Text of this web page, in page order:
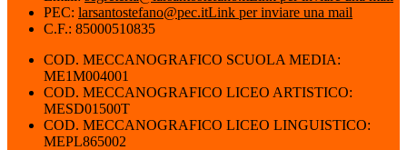
PEC: larsantostefano@pec.itLink per inviare una mail
C.F.: 85000510835
COD. MECCANOGRAFICO SCUOLA MEDIA:
ME1M004001
COD. MECCANOGRAFICO LICEO ARTISTICO:
MESD01500T
COD. MECCANOGRAFICO LICEO LINGUISTICO:
MEPL865002